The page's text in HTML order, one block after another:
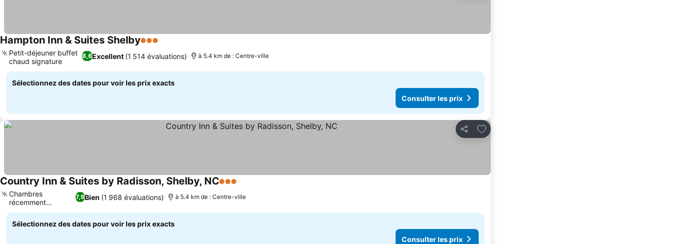
Hampton Inn & Suites Shelby3 Étoiles
8,6Excellent (1 514 évaluations)
Petit-déjeuner buffet
chaud signature
à 5.4 km de : Centre-ville
Sélectionnez des dates pour voir les prix exacts
Consulter les prix
Partager
Ajouter à mes favoris
Country Inn & Suites by Radisson, Shelby, NC3 Étoiles
7,9Bien (1 968 évaluations)
Chambres
récemment
rénovées
à 5.4 km de : Centre-ville
Sélectionnez des dates pour voir les prix exacts
Consulter les prix